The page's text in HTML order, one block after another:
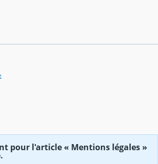
pour l'article « Mentions légales »